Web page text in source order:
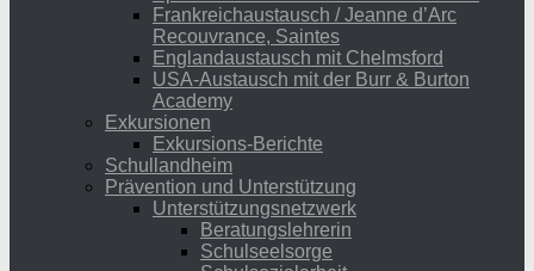
Frankreichaustausch / Jeanne d’Arc
Recouvrance, Saintes
Englandaustausch mit Chelmsford
USA-Austausch mit der Burr & Burton
Academy
Exkursionen
Exkursions-Berichte
Schullandheim
Prävention und Unterstützung
Unterstützungsnetzwerk
Beratungslehrerin
Schulseelsorge